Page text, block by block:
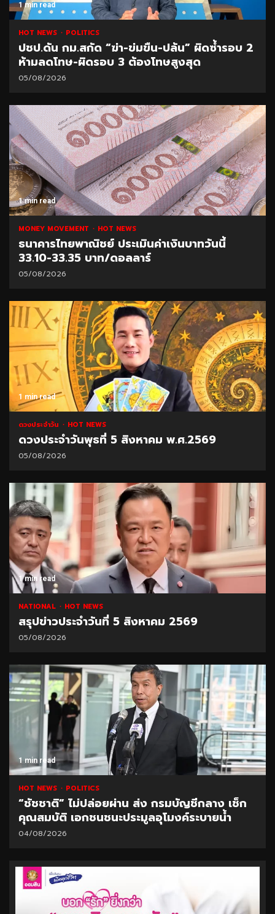
1 min read
HOT NEWS POLITICS
ปชป.ดัน กม.สกัด “ฆ่า-ข่มขืน-ปล้น” ผิดซ้ำรอบ 2
ห้ามลดโทษ-ผิดรอบ 3 ต้องโทษสูงสุด
05/08/2026
1 min read
MONEY MOVEMENT HOT NEWS
ธนาคารไทยพาณิชย์ ประเมินค่าเงินบาทวันนี้
33.10-33.35 บาท/ดอลลาร์
05/08/2026
1 min read
ดวงประจำวัน HOT NEWS
ดวงประจำวันพุธที่ 5 สิงหาคม พ.ศ.2569
05/08/2026
1 min read
NATIONAL HOT NEWS
สรุปข่าวประจำวันที่ 5 สิงหาคม 2569
05/08/2026
1 min read
HOT NEWS POLITICS
“ชัชชาติ” ไม่ปล่อยผ่าน ส่ง กรมบัญชีกลาง เช็ก
คุณสมบัติ เอกชนชนะประมูลอุโมงค์ระบายน้ำ
04/08/2026